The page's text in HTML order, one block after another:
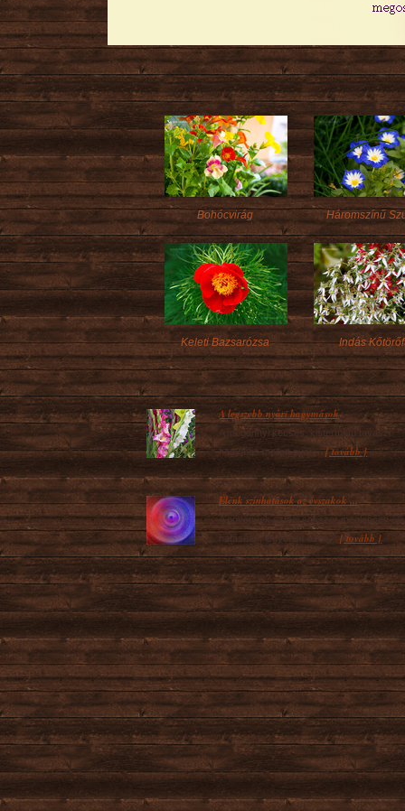
Bohócvirág Háromszínű
Keleti Bazsarózsa Indás
A legszebb nyári hagymások
A megannyi kecses, kistermetű tavaszi
hagymás mellett nyári...[ tovább ]
Élénk színhatások az évszakok ...
A növények színei sokszor meglepően
hatásúak, legyenek azok...[ tovább ]